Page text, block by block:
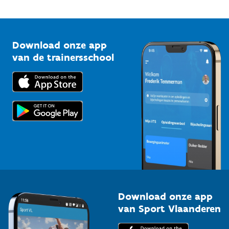
Bedrijven
Trainers en begeleiders
Topsporters
Vlaamse Trainersschool
Kennisplatform
Downloads
Voor de pers
Download onze app
van de trainersschool
Download onze app
van Sport Vlaanderen